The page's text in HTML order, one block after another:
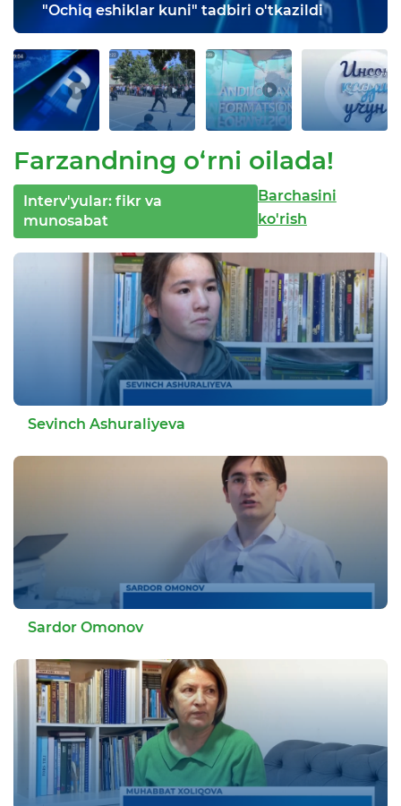
"Ochiq eshiklar kuni" tadbiri o'tkazildi
Farzandning o‘rni oilada!
Interv'yular: fikr va
munosabat
Barchasini
ko'rish
Sevinch Ashuraliyeva
Sardor Omonov